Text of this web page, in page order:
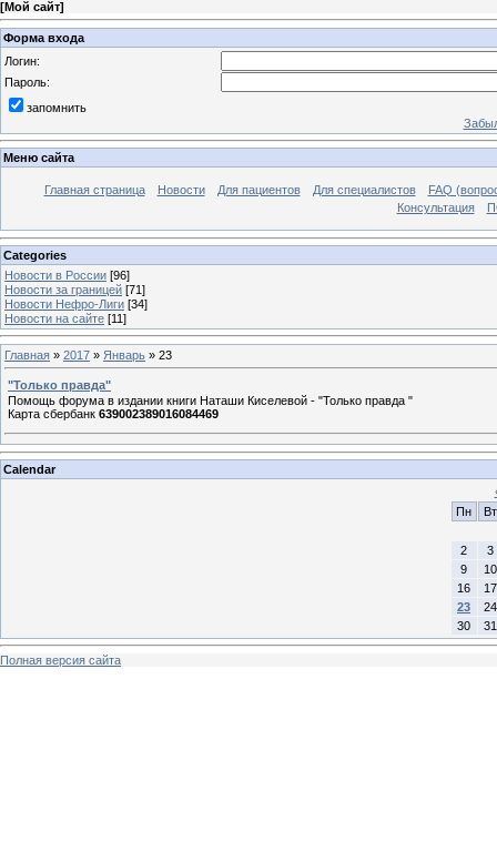
[Мой сайт]
Форма входа
Логин:
Пароль:
запомнить
Меню сайта
Главная страница Новости Для пациентов Для специалистов
FAQ
Консультация
Categories
Новости в России [96]
Новости за границей [71]
Новости Нефро-Лиги [34]
Новости на сайте [11]
Главная » 2017 » Январь » 23
"Только правда"
Помощь форума в издании книги Наташи Киселевой - "Только правда "
Карта сбербанк 639002389016084469
Calendar
Пн
Вт
2
3
9
10
16
17
23
24
30
31
Полная версия сайта